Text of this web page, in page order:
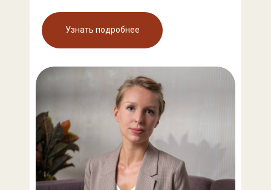
Узнать подробнее